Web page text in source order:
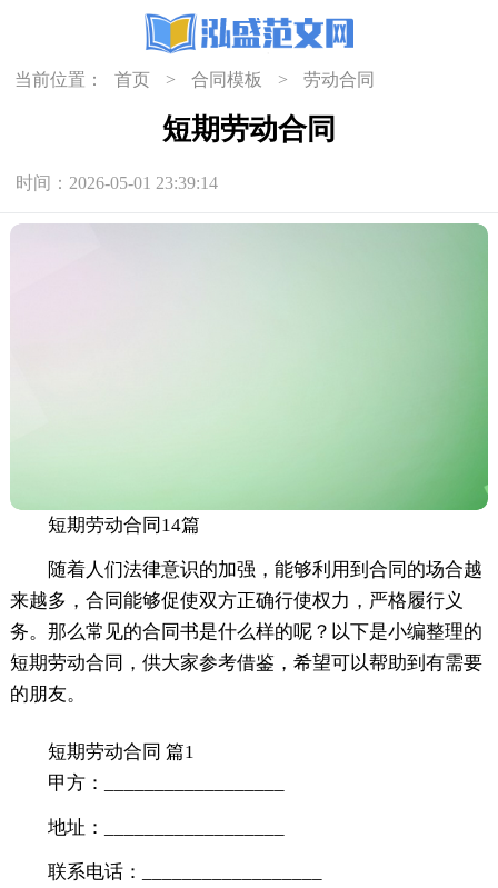
当前位置： 首页 > 合同模板 > 劳动合同
短期劳动合同
时间：2026-05-01 23:39:14
短期劳动合同14篇
随着人们法律意识的加强，能够利用到合同的场合越
来越多，合同能够促使双方正确行使权力，严格履行义
务。那么常见的合同书是什么样的呢？以下是小编整理的
短期劳动合同，供大家参考借鉴，希望可以帮助到有需要
的朋友。
短期劳动合同 篇1
甲方：__________________
地址：__________________
联系电话：__________________